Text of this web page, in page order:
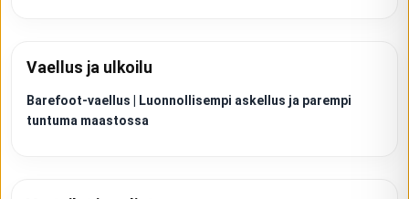
Vaellus ja ulkoilu
Barefoot-vaellus | Luonnollisempi askellus ja parempi
tuntuma maastossa